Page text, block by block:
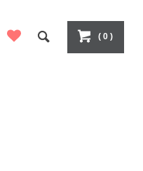
( 0 )